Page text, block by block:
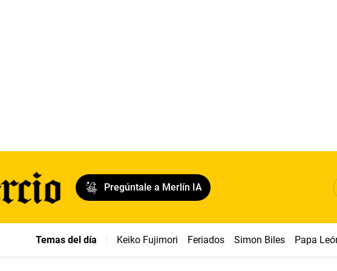
Pregúntale a Merlín IA
Temas del día Keiko Fujimori Feriados Simon Biles Papa